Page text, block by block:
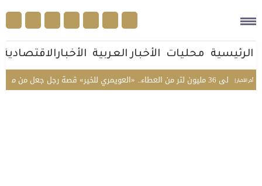
الرئيسية محليات الأخبار العربية الأخبارالاقتصادية
أخر الأخبار |
رجل جعل من ماله أثرًا في حياة الناس